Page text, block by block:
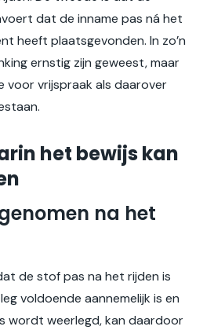
dat de inname pas ná het
heeft plaatsgevonden. In zo’n
ernstig zijn geweest, maar
voor vrijspraak als daarover
het bewijs kan
na het
de stof pas na het rijden is
voldoende aannemelijk is en
wordt weerlegd, kan daardoor